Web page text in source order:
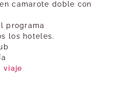
camarote doble con
programa
los hoteles.
viaje